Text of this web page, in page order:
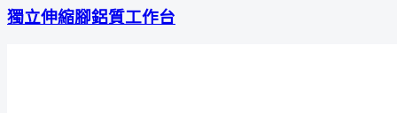
獨立伸縮腳鋁質工作台